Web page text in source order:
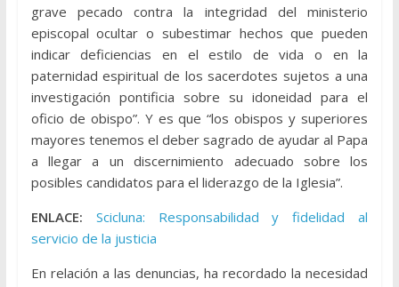
grave pecado contra la integridad del ministerio
episcopal ocultar o subestimar hechos que pueden
indicar deficiencias en el estilo de vida o en la
paternidad espiritual de los sacerdotes sujetos a una
investigación pontificia sobre su idoneidad para el
oficio de obispo”. Y es que “los obispos y superiores
mayores tenemos el deber sagrado de ayudar al Papa
a llegar a un discernimiento adecuado sobre los
posibles candidatos para el liderazgo de la Iglesia”.
ENLACE:
Scicluna: Responsabilidad y fidelidad al
servicio de la justicia
En relación a las denuncias, ha recordado la necesidad